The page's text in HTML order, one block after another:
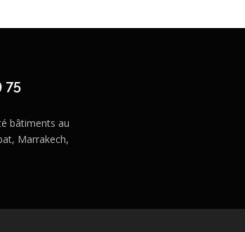
75
bâtiments au
Marrakech,